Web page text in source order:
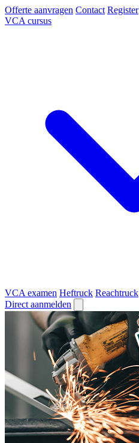
Offerte aanvragen Contact Register
VCA cursus
VCA examen Heftruck Reachtruck
Direct aanmelden